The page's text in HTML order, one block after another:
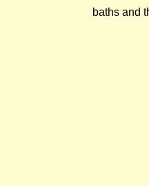
baths and